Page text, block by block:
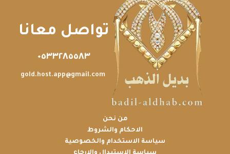
تواصل معانا
٠٥٣٣٢٨٥٥٨٣
gold.host.app@gmail.com
من نحن
الاحكام والشروط
سياسة الاستخدام والخصوصية